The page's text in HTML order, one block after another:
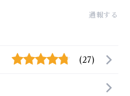
通報する
(27)